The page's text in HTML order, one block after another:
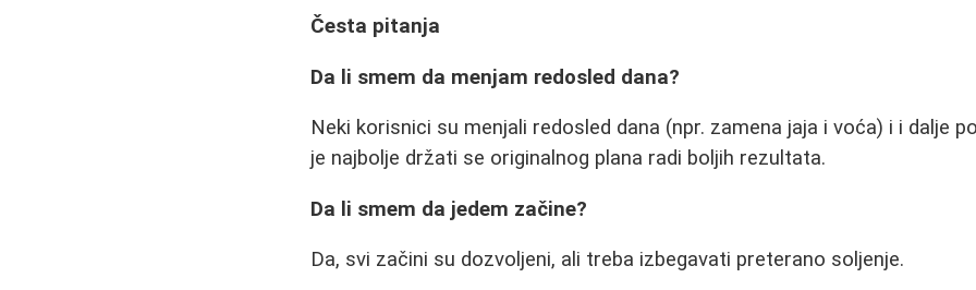
Česta pitanja
Da li smem da menjam redosled dana?
Neki korisnici su menjali redosled dana (npr. zamena jaja i voća) i i dalje
je najbolje držati se originalnog plana radi boljih rezultata.
Da li smem da jedem začine?
Da, svi začini su dozvoljeni, ali treba izbegavati preterano soljenje.